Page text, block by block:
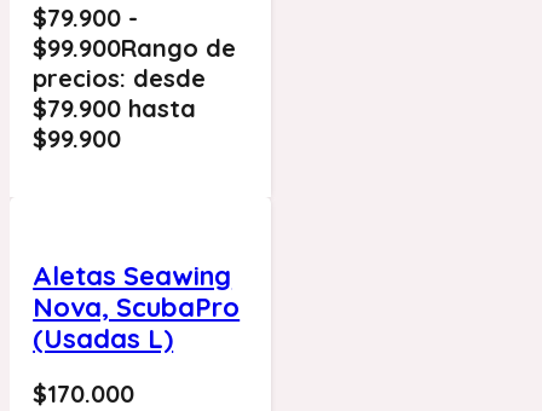
$79.900 -
$99.900Rango de
precios: desde
$79.900 hasta
$99.900
Aletas Seawing
Nova, ScubaPro
(Usadas L)
$170.000